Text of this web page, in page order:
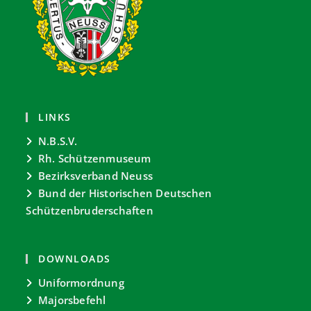
LINKS
N.B.S.V.
Rh. Schützenmuseum
Bezirksverband Neuss
Bund der Historischen Deutschen
Schützenbruderschaften
DOWNLOADS
Uniformordnung
Majorsbefehl